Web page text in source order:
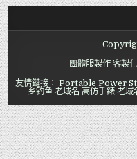
團體服製作 客製
友情鏈接： Portable Power
乡钓鱼 老域名 高仿手錶 老域